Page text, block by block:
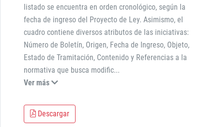
listado se encuentra en orden cronológico, según la
fecha de ingreso del Proyecto de Ley. Asimismo, el
cuadro contiene diversos atributos de las iniciativas:
Número de Boletín, Origen, Fecha de Ingreso, Objeto,
Estado de Tramitación, Contenido y Referencias a la
normativa que busca modific...
Ver más
Descargar